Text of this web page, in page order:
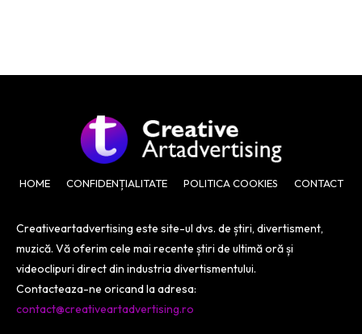
HOME CONFIDENȚIALITATE POLITICA COOKIES CONTACT
Creativeartadvertising este site-ul dvs. de știri, divertisment,
muzică. Vă oferim cele mai recente știri de ultimă oră și
videoclipuri direct din industria divertismentului.
Contacteaza-ne oricand la adresa:
contact@creativeartadvertising.ro